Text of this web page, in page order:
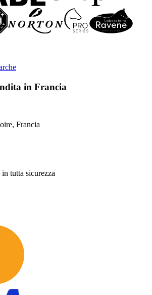
in Francia
Francia
tutta sicurezza